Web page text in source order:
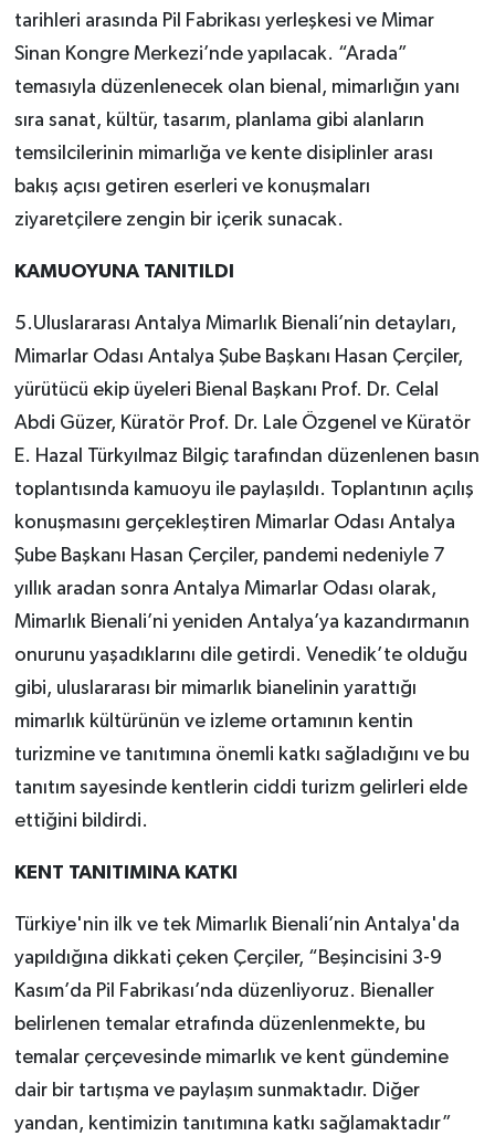
tarihleri arasında Pil Fabrikası yerleşkesi ve Mimar
Sinan Kongre Merkezi’nde yapılacak. “Arada”
temasıyla düzenlenecek olan bienal, mimarlığın yanı
sıra sanat, kültür, tasarım, planlama gibi alanların
temsilcilerinin mimarlığa ve kente disiplinler arası
bakış açısı getiren eserleri ve konuşmaları
ziyaretçilere zengin bir içerik sunacak.
KAMUOYUNA TANITILDI
5.Uluslararası Antalya Mimarlık Bienali’nin detayları,
Mimarlar Odası Antalya Şube Başkanı Hasan Çerçiler,
yürütücü ekip üyeleri Bienal Başkanı Prof. Dr. Celal
Abdi Güzer, Küratör Prof. Dr. Lale Özgenel ve Küratör
E. Hazal Türkyılmaz Bilgiç tarafından düzenlenen basın
toplantısında kamuoyu ile paylaşıldı. Toplantının açılış
konuşmasını gerçekleştiren Mimarlar Odası Antalya
Şube Başkanı Hasan Çerçiler, pandemi nedeniyle 7
yıllık aradan sonra Antalya Mimarlar Odası olarak,
Mimarlık Bienali’ni yeniden Antalya’ya kazandırmanın
onurunu yaşadıklarını dile getirdi. Venedik’te olduğu
gibi, uluslararası bir mimarlık bianelinin yarattığı
mimarlık kültürünün ve izleme ortamının kentin
turizmine ve tanıtımına önemli katkı sağladığını ve bu
tanıtım sayesinde kentlerin ciddi turizm gelirleri elde
ettiğini bildirdi.
KENT TANITIMINA KATKI
Türkiye'nin ilk ve tek Mimarlık Bienali’nin Antalya'da
yapıldığına dikkati çeken Çerçiler, “Beşincisini 3-9
Kasım’da Pil Fabrikası’nda düzenliyoruz. Bienaller
belirlenen temalar etrafında düzenlenmekte, bu
temalar çerçevesinde mimarlık ve kent gündemine
dair bir tartışma ve paylaşım sunmaktadır. Diğer
yandan, kentimizin tanıtımına katkı sağlamaktadır”